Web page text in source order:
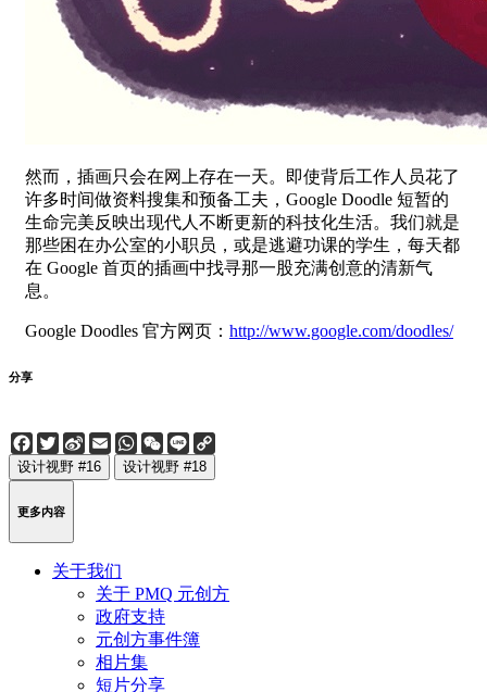
然而，插画只会在网上存在一天。即使背后工作人员花了
许多时间做资料搜集和预备工夫，Google Doodle 短暂的
生命完美反映出现代人不断更新的科技化生活。我们就是
那些困在办公室的小职员，或是逃避功课的学生，每天都
在 Google 首页的插画中找寻那一股充满创意的清新气
息。
Google Doodles 官方网页： http://www.google.com/doodles/
分享
Facebook
Twitter
Sina
Weibo
EmailWhatsApp
WeChat
Line
设计视野 #16 设计视野 #18
更多内容
关于我们
关于 PMQ 元创方
政府支持
元创方事件簿
相片集
短片分享